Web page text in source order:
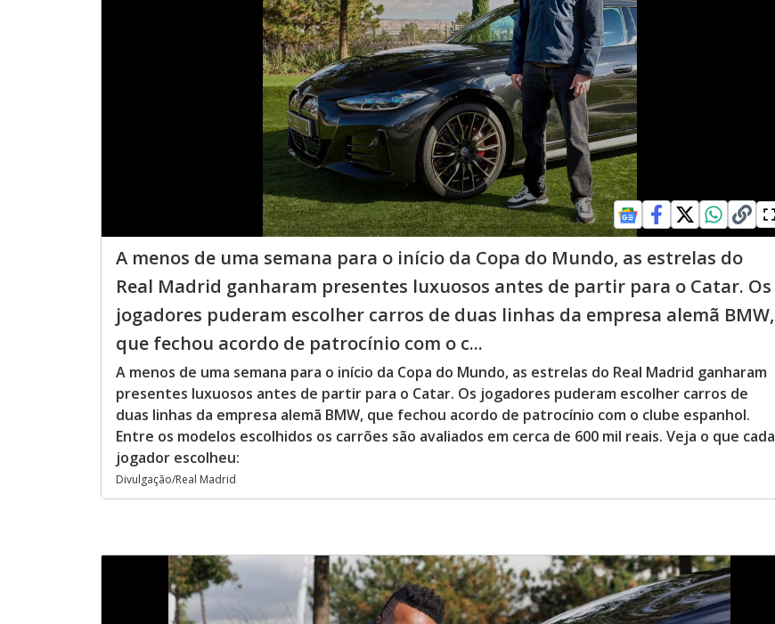
A menos de uma semana para o início da Copa do Mundo, as estrelas do
Real Madrid ganharam presentes luxuosos antes de partir para o Catar. Os
jogadores puderam escolher carros de duas linhas da empresa alemã BMW,
que fechou acordo de patrocínio com o c...
A menos de uma semana para o início da Copa do Mundo, as estrelas do Real Madrid ganharam
presentes luxuosos antes de partir para o Catar. Os jogadores puderam escolher carros de
duas linhas da empresa alemã BMW, que fechou acordo de patrocínio com o clube espanhol.
Entre os modelos escolhidos os carrões são avaliados em cerca de 600 mil reais. Veja o que cada
jogador escolheu:
Divulgação/Real Madrid